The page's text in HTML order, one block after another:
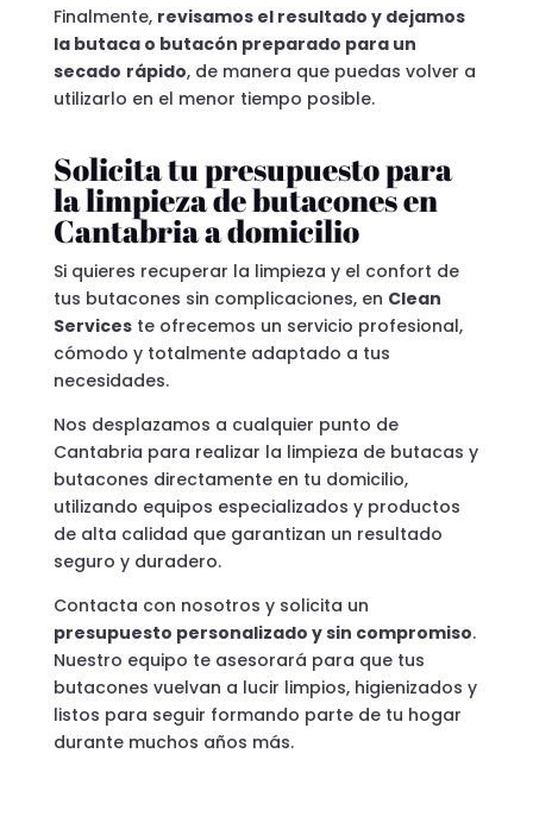
Finalmente, revisamos el resultado y dejamos
la butaca o butacón preparado para un
secado rápido, de manera que puedas volver a
utilizarlo en el menor tiempo posible.
Solicita tu presupuesto para
la limpieza de butacones en
Cantabria a domicilio
Si quieres recuperar la limpieza y el confort de
tus butacones sin complicaciones, en Clean
Serviceste ofrecemos un servicio profesional,
cómodo y totalmente adaptado a tus
necesidades.
Nos desplazamos a cualquier punto de
Cantabria para realizar la limpieza de butacas y
butacones directamente en tu domicilio,
utilizando equipos especializados y productos
de alta calidad que garantizan un resultado
seguro y duradero.
Contacta con nosotros y solicita un
presupuesto personalizado y sin compromiso.
Nuestro equipo te asesorará para que tus
butacones vuelvan a lucir limpios, higienizados y
listos para seguir formando parte de tu hogar
durante muchos años más.